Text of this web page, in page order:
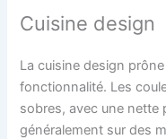
Cuisine design
La cuisine design prône
fonctionnalité. Les
sobres, avec une nette
généralement sur des